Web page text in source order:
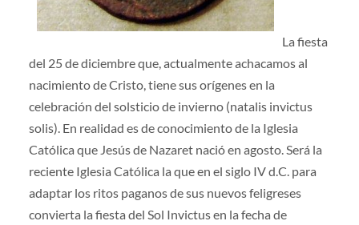
La fiesta
del 25 de diciembre que, actualmente achacamos al
nacimiento de Cristo, tiene sus orígenes en la
celebración del solsticio de invierno (natalis invictus
solis). En realidad es de conocimiento de la Iglesia
Católica que Jesús de Nazaret nació en agosto. Será la
reciente Iglesia Católica la que en el siglo IV d.C. para
adaptar los ritos paganos de sus nuevos feligreses
convierta la fiesta del Sol Invictus en la fecha de